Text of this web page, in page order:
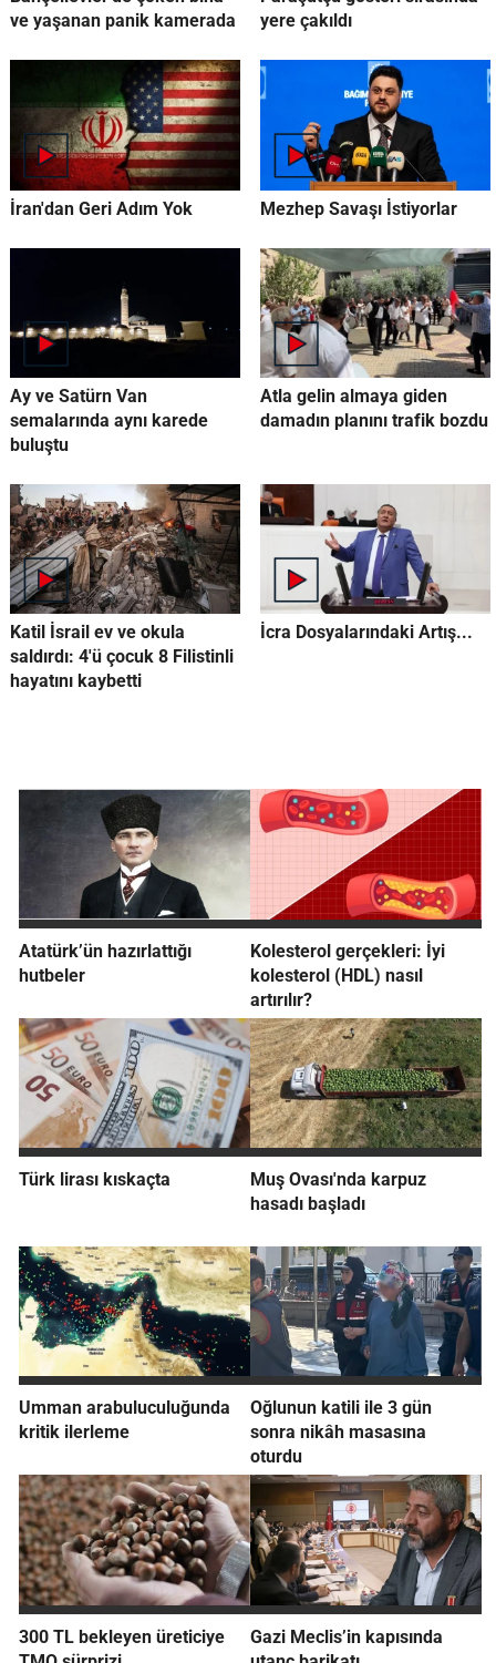
ve yaşanan panik kamerada
yere çakıldı
İran'dan Geri Adım Yok Mezhep Savaşı İstiyorlar
Ay ve Satürn Van
semalarında aynı karede
buluştu
Atla gelin almaya giden
damadın planını trafik bozdu
Katil İsrail ev ve okula
saldırdı: 4'ü çocuk 8 Filistinli
hayatını kaybetti
İcra Dosyalarındaki Artış...
Atatürk’ün hazırlattığı
hutbeler
Kolesterol gerçekleri: İyi
kolesterol (HDL) nasıl
artırılır?
Türk lirası kıskaçta
Muş Ovası'nda karpuz
hasadı başladı
Umman arabuluculuğunda
kritik ilerleme
Oğlunun katili ile 3 gün
sonra nikâh masasına
oturdu
300 TL bekleyen üreticiye
Gazi Meclis’in kapısında